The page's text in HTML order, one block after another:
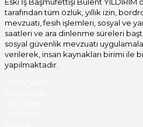
Eski İş Başmüfettişi Bülent
tarafından tüm özlük, yıllık izin,
mevzuatı, fesih işlemleri, sosyal ve
saatleri ve ara dinlenme süreleri
sosyal güvenlik mevzuatı
verilerek, insan kaynakları birimi ile
yapılmaktadır.